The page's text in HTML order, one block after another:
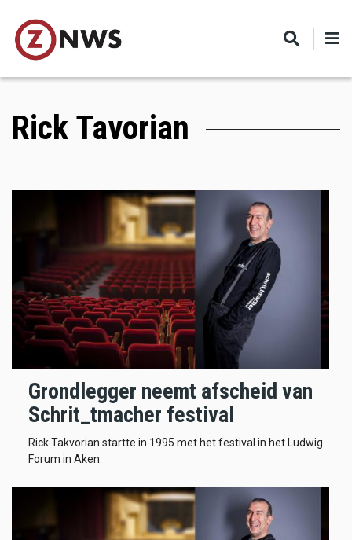
main
content
Rick Tavorian
Grondlegger neemt afscheid van
Schrit_tmacher festival
Rick Takvorian startte in 1995 met het festival in het Ludwig
Forum in Aken.